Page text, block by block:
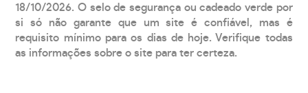
18/10/2026. O selo de segurança ou cadeado verde por
si só não garante que um site é confiável, mas é
requisito mínimo para os dias de hoje. Verifique todas
as informações sobre o site para ter certeza.